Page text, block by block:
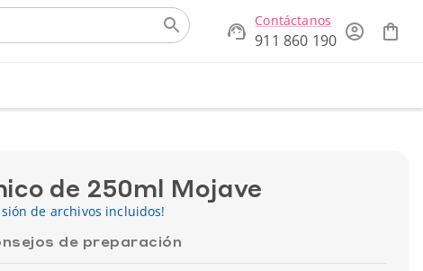
Contáctanos
911 860 190
de 250ml Mojave
de archivos incluidos!
de preparación